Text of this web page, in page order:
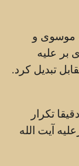
موسوی و
بر علیه
تبدیل کرد.
تکرار
آیت الله